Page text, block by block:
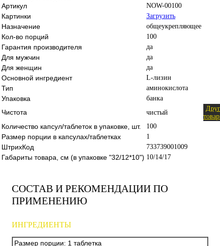
Артикул NOW-00100
Картинки Загрузить
Назначение общеукрепляющее
Кол-во порций 100
Гарантия производителя да
Для мужчин да
Для женщин да
Основной ингредиент L-лизин
Тип аминокислота
Упаковка банка
Чистота чистый
Количество капсул/таблеток в упаковке, шт. 100
Размер порции в капсулах/таблетках 1
ШтрихКод 733739001009
Габариты товара, см (в упаковке "32/12*10") 10/14/17
СОСТАВ И РЕКОМЕНДАЦИИ ПО
ПРИМЕНЕНИЮ
ИНГРЕДИЕНТЫ
Размер порции: 1 таблетка